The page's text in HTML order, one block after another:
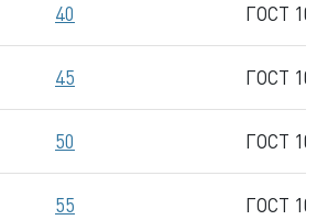
40 ГОСТ
45 ГОСТ
50 ГОСТ
55 ГОСТ